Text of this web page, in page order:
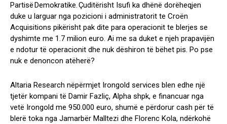
Partisë Demokratike. Çuditërisht Isufi ka dhënë dorëheqjen
duke u larguar nga pozicioni i administratorit te Croën
Acquisitions pikërisht pak dite para operacionit te blerjes se
dyshimte me 1.7 milion euro. Ai me sa duket e njeh prapavijën
e ndotur të operacionit dhe nuk dëshiron të bëhet pis. Po pse
nuk e denoncon atëherë?
Altaria Research nëpërmjet Irongold services blen edhe një
tjetër kompani të Damir Fazliç, Alpha shpk, e financuar nga
vetë Irongold me 950.000 euro, shumë e përdorur cash për të
blerë toka nga Jamarbër Malltezi dhe Florenc Kola, ndërkohë